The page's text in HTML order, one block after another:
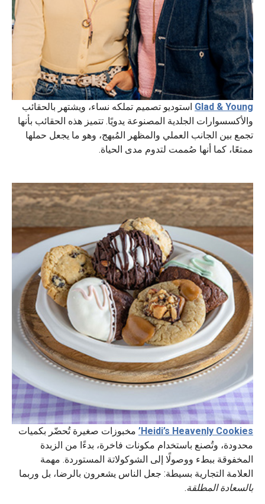
Glad & Young استوديو تصميم تملكه نساء، ويشتهر بالحقائب
والأكسسوارات الجلدية المصنوعة يدويًا. تتميز هذه الحقائب بأنها
تجمع بين الجانب العملي والمظهر المُبهج، وهو ما يجعل حملها
ممتعًا، كما أنها صُممت لتدوم مدى الحياة.
Heidi’s Heavenly Cookies’ مخبوزات صغيرة تُحضّر بكميات
محدودة، وتُصنع باستخدام مكونات فاخرة، بدءًا من الزبدة
المخفوقة ببطء ووصولًا إلى الشوكولاتة المستوردة. مهمة
العلامة التجارية بسيطة: جعل الناس يشعرون بالرضا، بل وربما
بالسعادة المطلقة.